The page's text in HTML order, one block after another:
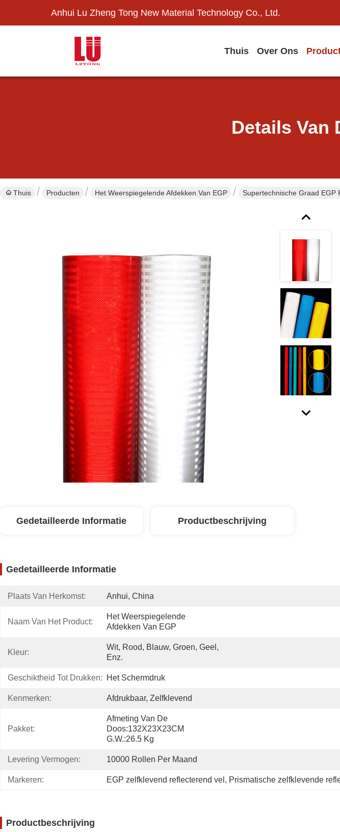
Anhui Lu Zheng Tong New Material Technology Co., Ltd.
Thuis Over Ons
Details Van
Thuis Producten Het Weerspiegelende Afdekken Van EGP Supertechnische Graad EGP
Gedetailleerde Informatie Productbeschrijving
Gedetailleerde Informatie
Plaats Van Herkomst: Anhui, China
Naam Van Het Product:
Het Weerspiegelende
Afdekken Van EGP
Kleur:
Wit, Rood, Blauw, Groen, Geel,
Enz.
Geschiktheid Tot Drukken: Het Schermdruk
Kenmerken: Afdrukbaar, Zelfklevend
Pakket:
Afmeting Van De
Doos:132X23X23CM
G.W.:26.5 Kg
Levering Vermogen: 10000 Rollen Per Maand
Markeren: EGP zelfklevend reflecterend vel , Prismatische zelfklevende
Productbeschrijving